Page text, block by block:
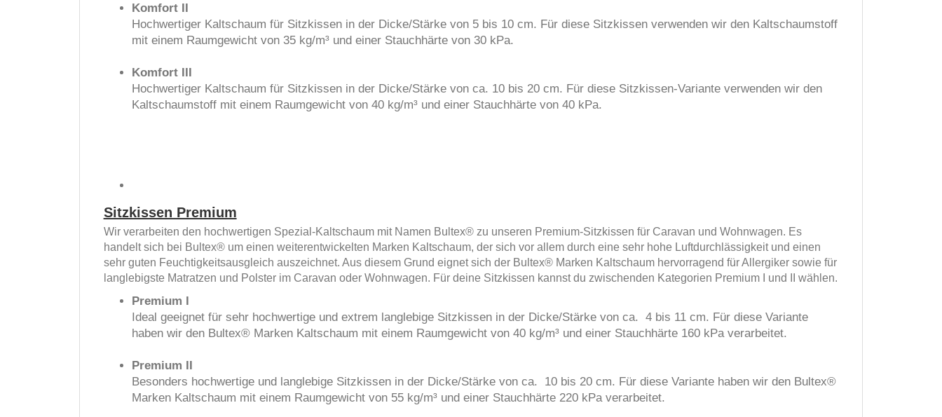
Komfort II
Hochwertiger Kaltschaum für Sitzkissen in der Dicke/Stärke von 5 bis 10 cm. Für diese Sitzkissen verwenden wir den Kaltschaumstoff
mit einem Raumgewicht von 35 kg/m³ und einer Stauchhärte von 30 kPa.
Komfort III
Hochwertiger Kaltschaum für Sitzkissen in der Dicke/Stärke von ca. 10 bis 20 cm. Für diese Sitzkissen-Variante verwenden wir den
Kaltschaumstoff mit einem Raumgewicht von 40 kg/m³ und einer Stauchhärte von 40 kPa.
Sitzkissen Premium
Wir verarbeiten den hochwertigen Spezial-Kaltschaum mit Namen Bultex® zu unseren Premium-Sitzkissen für Caravan und Wohnwagen. Es
handelt sich bei Bultex® um einen weiterentwickelten Marken Kaltschaum, der sich vor allem durch eine sehr hohe Luftdurchlässigkeit und einen
sehr guten Feuchtigkeitsausgleich auszeichnet. Aus diesem Grund eignet sich der Bultex® Marken Kaltschaum hervorragend für Allergiker sowie für
langlebigste Matratzen und Polster im Caravan oder Wohnwagen. Für deine Sitzkissen kannst du zwischenden Kategorien Premium I und II wählen.
Premium I
Ideal geeignet für sehr hochwertige und extrem langlebige Sitzkissen in der Dicke/Stärke von ca. 4 bis 11 cm. Für diese Variante
haben wir den Bultex® Marken Kaltschaum mit einem Raumgewicht von 40 kg/m³ und einer Stauchhärte 160 kPa verarbeitet.
Premium II
Besonders hochwertige und langlebige Sitzkissen in der Dicke/Stärke von ca. 10 bis 20 cm. Für diese Variante haben wir den Bultex®
Marken Kaltschaum mit einem Raumgewicht von 55 kg/m³ und einer Stauchhärte 220 kPa verarbeitet.